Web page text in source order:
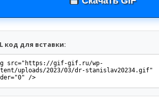
код для вставки: